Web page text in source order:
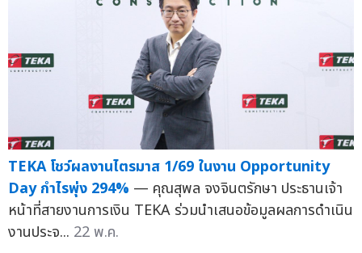
TEKA โชว์ผลงานไตรมาส 1/69 ในงาน Opportunity
Day กำไรพุ่ง 294% — คุณสุพล จงจินตรักษา ประธานเจ้า
หน้าที่สายงานการเงิน TEKA ร่วมนำเสนอข้อมูลผลการดำเนิน
งานประจ... 22 พ.ค.